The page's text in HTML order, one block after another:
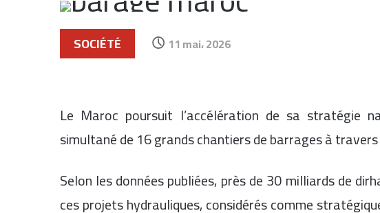
SOCIÉTÉ 11 mai، 2026
Le Maroc poursuit l’accélération de sa stratégie
simultané de 16 grands chantiers de barrages à
Selon les données publiées, près de 30 milliards de
ces projets hydrauliques, considérés comme